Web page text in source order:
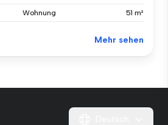
Wohnung 51 m²
Mehr sehen